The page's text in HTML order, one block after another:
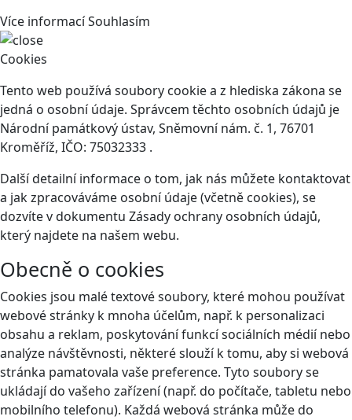
Více informacíSouhlasím
Cookies
Tento web používá soubory cookie a z hlediska zákona se
jedná o osobní údaje. Správcem těchto osobních údajů je
Národní památkový ústav, Sněmovní nám. č. 1, 76701
Kroměříž, IČO: 75032333 .
Další detailní informace o tom, jak nás můžete kontaktovat
a jak zpracováváme osobní údaje (včetně cookies), se
dozvíte v dokumentu Zásady ochrany osobních údajů,
který najdete na našem webu.
Obecně o cookies
Cookies jsou malé textové soubory, které mohou používat
webové stránky k mnoha účelům, např. k personalizaci
obsahu a reklam, poskytování funkcí sociálních médií nebo
analýze návštěvnosti, některé slouží k tomu, aby si webová
stránka pamatovala vaše preference. Tyto soubory se
ukládají do vašeho zařízení (např. do počítače, tabletu nebo
mobilního telefonu). Každá webová stránka může do